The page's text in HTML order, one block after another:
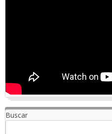
Buscar